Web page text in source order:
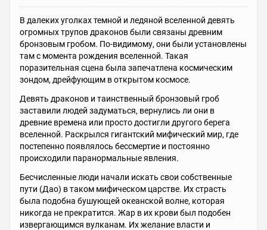
В далеких уголках темной и ледяной вселенной девять
огромных трупов драконов были связаны древним
бронзовым гробом. По-видимому, они были установлены
там с момента рождения вселенной. Такая
поразительная сцена была запечатлена космическим
зондом, дрейфующим в открытом космосе.
Девять драконов и таинственный бронзовый гроб
заставили людей задуматься, вернулись ли они в
древние времена или просто достигли другого берега
вселенной. Раскрылся гигантский мифический мир, где
постепенно появлялось бессмертие и постоянно
происходили паранормальные явления.
Бесчисленные люди начали искать свои собственные
пути (Дао) в таком мифическом царстве. Их страсть
была подобна бушующей океанской волне, которая
никогда не прекратится. Жар в их крови был подобен
извергающимся вулканам. Их желание власти и